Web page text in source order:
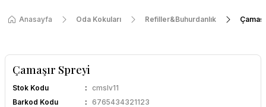
Anasayfa Oda Kokuları Refiller&Buhurdanlık
Çamaşır Spreyi
Stok Kodu
cmslv11
Barkod Kodu
6765434321123